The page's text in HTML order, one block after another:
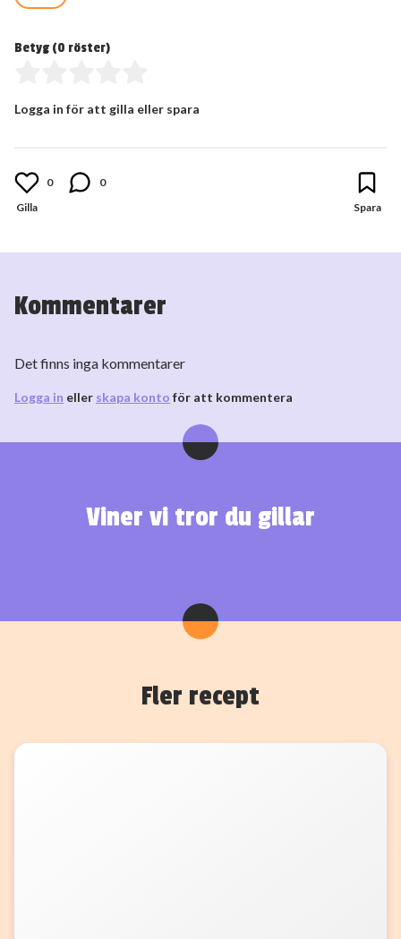
Betyg (0 röster)
Logga in för att gilla eller spara
0 0
Kommentarer
Det finns inga kommentarer
Logga in eller skapa konto för att kommentera
Viner vi tror du gillar
Fler recept